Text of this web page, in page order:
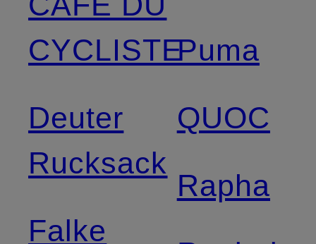
CYCLISTE
Deuter
Rucksack
Falke
Puma
QUOC
Rapha